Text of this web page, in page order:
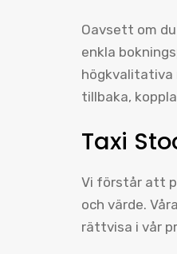
Oavsett om
enkla
högkvalitativa
tillbaka,
Taxi
Vi förstår att
och värde.
rättvisa i vår